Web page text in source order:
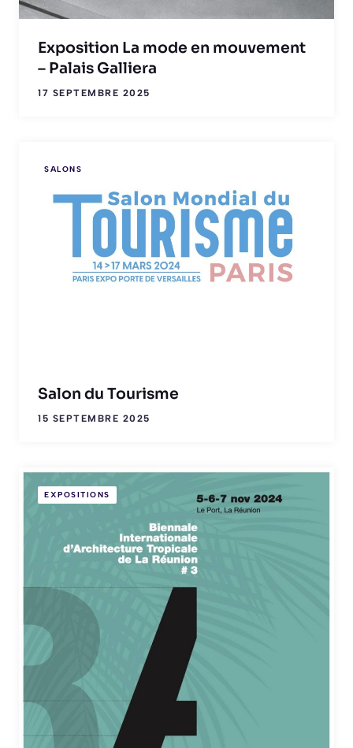
Exposition La mode en mouvement
– Palais Galliera
17 SEPTEMBRE 2025
SALONS
Salon du Tourisme
15 SEPTEMBRE 2025
EXPOSITIONS